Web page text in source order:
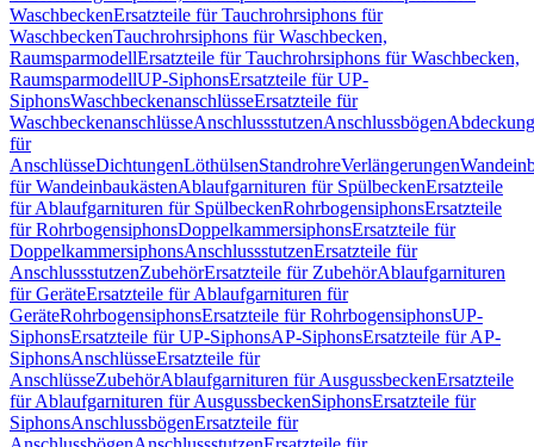
WaschbeckenErsatzteile für Tauchrohrsiphons für
WaschbeckenTauchrohrsiphons für Waschbecken,
RaumsparmodellErsatzteile für Tauchrohrsiphons für Waschbecken,
RaumsparmodellUP-SiphonsErsatzteile für UP-
SiphonsWaschbeckenanschlüsseErsatzteile für
WaschbeckenanschlüsseAnschlussstutzenAnschlussbögen
für
AnschlüsseDichtungenLöthülsenStandrohreVerlängerungen
für WandeinbaukästenAblaufgarnituren für SpülbeckenErsatzteile
für Ablaufgarnituren für SpülbeckenRohrbogensiphonsErsatzteile
für RohrbogensiphonsDoppelkammersiphonsErsatzteile für
DoppelkammersiphonsAnschlussstutzenErsatzteile für
AnschlussstutzenZubehörErsatzteile für ZubehörAblaufgarnituren
für GeräteErsatzteile für Ablaufgarnituren für
GeräteRohrbogensiphonsErsatzteile für RohrbogensiphonsUP-
SiphonsErsatzteile für UP-SiphonsAP-SiphonsErsatzteile für AP-
SiphonsAnschlüsseErsatzteile für
AnschlüsseZubehörAblaufgarnituren für AusgussbeckenErsatzteile
für Ablaufgarnituren für AusgussbeckenSiphonsErsatzteile für
SiphonsAnschlussbögenErsatzteile für